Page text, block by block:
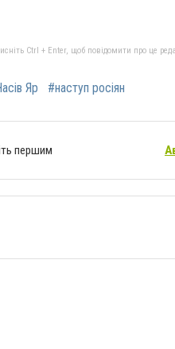
Ctrl + Enter, щоб повідомити про це
Яр #наступ росіян
першим